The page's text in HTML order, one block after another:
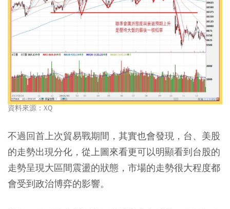
資料來源：XQ
不過回首上次貿易戰期間，其實也會發現，台、美股
的走勢出現分化，從上圖來看更可以明顯看到台股的
走勢呈現大區間震盪的狀態，市場的走勢很大程度都
會受到政治博弈的影響。